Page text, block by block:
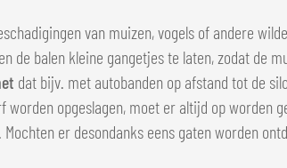
van muizen, vogels of andere
de balen kleine gangetjes te laten, zodat de
dat bijv. met autobanden op afstand tot de
worden opgeslagen, moet er altijd op
er desondanks eens gaten worden